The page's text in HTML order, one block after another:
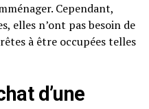
Cependant,
elles n’ont pas besoin de
à être occupées telles
d’une